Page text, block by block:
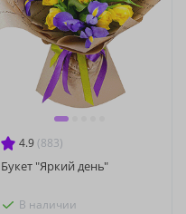
4.9 (883)
Букет "Яркий день"
В наличии